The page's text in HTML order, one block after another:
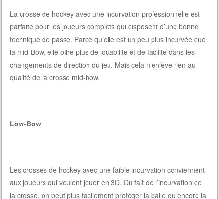
La crosse de hockey avec une incurvation professionnelle est
parfaite pour les joueurs complets qui disposent d’une bonne
technique de passe. Parce qu’elle est un peu plus incurvée que
la mid-Bow, elle offre plus de jouabilité et de facilité dans les
changements de direction du jeu. Mais cela n’enlève rien au
qualité de la crosse mid-bow.
Low-Bow
Les crosses de hockey avec une faible incurvation conviennent
aux joueurs qui veulent jouer en 3D. Du fait de l’incurvation de
la crosse, on peut plus facilement protéger la balle ou encore la